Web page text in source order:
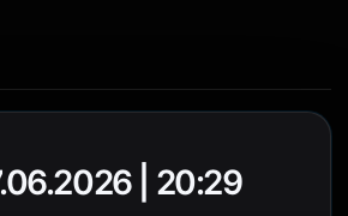
| 20:29